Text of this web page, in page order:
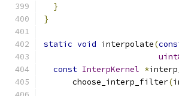
}
}
static void interpolate(
const InterpKernel *
      choose_interp_filter
(